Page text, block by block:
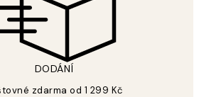
DODÁNÍ
zdarma od 1 299 Kč